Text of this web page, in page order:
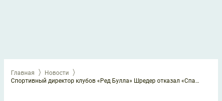
Главная
Новости
Спортивный директор клубов «Ред Булла» Шредер отказал «Спартаку»